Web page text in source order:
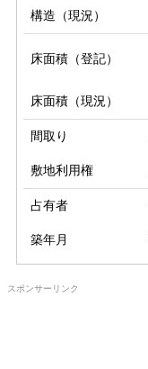
構造（現況）
床面積（登記）
床面積（現況）
間取り
敷地利用権
占有者
築年月
スポンサーリンク